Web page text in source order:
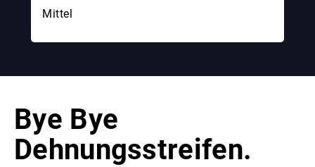
Mittel
Bye Bye
Dehnungsstreifen.